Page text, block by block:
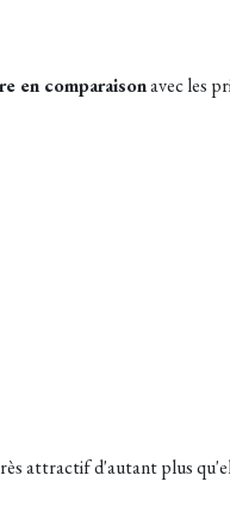
en comparaisonavec les
attractif d'autant plus